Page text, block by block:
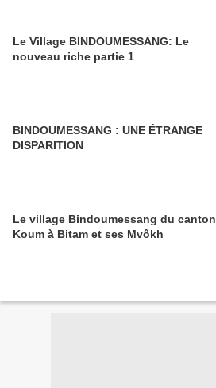
Le Village BINDOUMESSANG: Le
nouveau riche partie 1
BINDOUMESSANG : UNE ÉTRANGE
DISPARITION
Le village Bindoumessang du canton
Koum à Bitam et ses Mvôkh